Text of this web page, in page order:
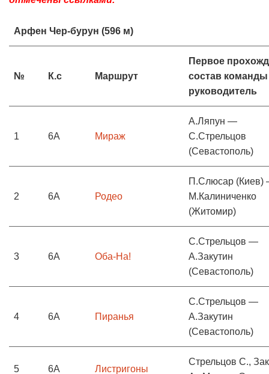
Арфен Чер-бурун (596 м)
№ К.с Маршрут
Первое
состав
руководитель
1 6А Мираж
А.Ляпун —
С.Стрельцов
(Севастополь)
2 6А Родео
П.Слюсар (Киев)
М.Калиниченко
(Житомир)
3 6А Оба-На!
С.Стрельцов —
А.Закутин
(Севастополь)
4 6А Пиранья
С.Стрельцов —
А.Закутин
(Севастополь)
5 6А Листригоны
Стрельцов С.,